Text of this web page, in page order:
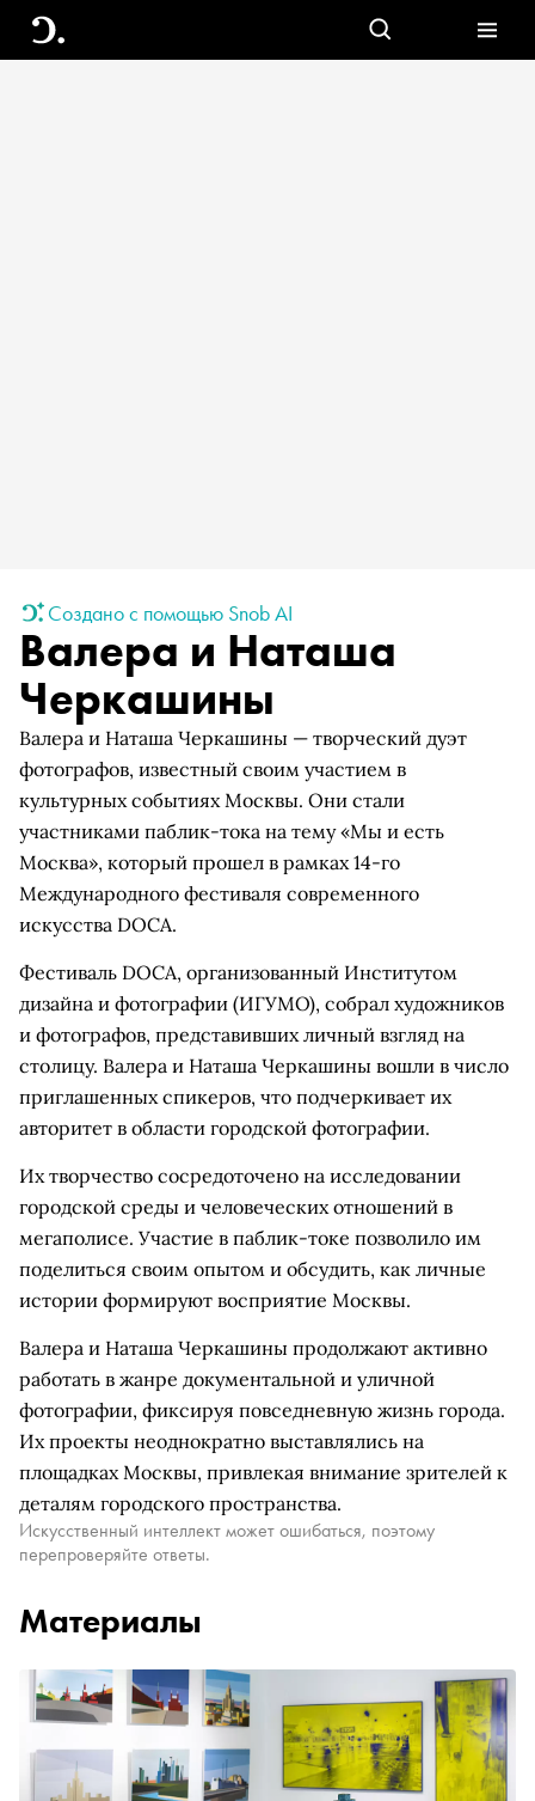
Создано с помощью Snob AI
Валера и Наташа
Черкашины
Валера и Наташа Черкашины — творческий дуэт
фотографов, известный своим участием в
культурных событиях Москвы. Они стали
участниками паблик-тока на тему «Мы и есть
Москва», который прошел в рамках 14-го
Международного фестиваля современного
искусства DOCA.
Фестиваль DOCA, организованный Институтом
дизайна и фотографии (ИГУМО), собрал художников
и фотографов, представивших личный взгляд на
столицу. Валера и Наташа Черкашины вошли в число
приглашенных спикеров, что подчеркивает их
авторитет в области городской фотографии.
Их творчество сосредоточено на исследовании
городской среды и человеческих отношений в
мегаполисе. Участие в паблик-токе позволило им
поделиться своим опытом и обсудить, как личные
истории формируют восприятие Москвы.
Валера и Наташа Черкашины продолжают активно
работать в жанре документальной и уличной
фотографии, фиксируя повседневную жизнь города.
Их проекты неоднократно выставлялись на
площадках Москвы, привлекая внимание зрителей к
деталям городского пространства.
Искусственный интеллект может ошибаться, поэтому
перепроверяйте ответы.
Материалы